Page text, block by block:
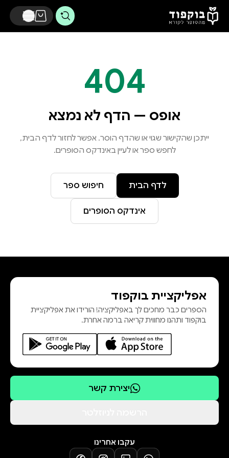
דלג לתוכן הראשי
404
אופס — הדף לא נמצא
ייתכן שהקישור שגוי או שהדף הוסר. אפשר לחזור לדף הבית,
לחפש ספר או לעיין באינדקס הסופרים.
לדף הבית חיפוש ספר
אינדקס הסופרים
אפליקציית בוקפוד
הספרים כבר מחכים לך באפליקציה! הורידו את אפליקציית
בוקפוד ותהנו מחווית קריאה ברמה אחרת.
יצירת קשר
עקבו אחרינו